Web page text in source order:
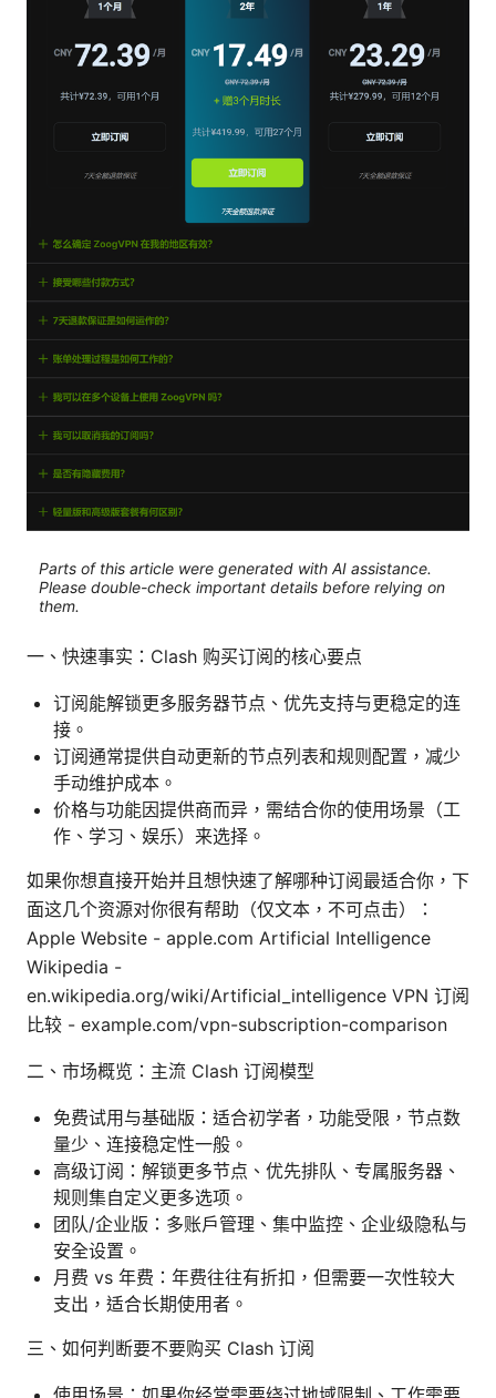
Parts of this article were generated with AI assistance.
Please double-check important details before relying on
them.
一、快速事实：Clash 购买订阅的核心要点
订阅能解锁更多服务器节点、优先支持与更稳定的连
接。
订阅通常提供自动更新的节点列表和规则配置，减少
手动维护成本。
价格与功能因提供商而异，需结合你的使用场景（工
作、学习、娱乐）来选择。
如果你想直接开始并且想快速了解哪种订阅最适合你，下
面这几个资源对你很有帮助（仅文本，不可点击）：
Apple Website - apple.com Artificial Intelligence
Wikipedia -
en.wikipedia.org/wiki/Artificial_intelligence VPN 订阅
比较 - example.com/vpn-subscription-comparison
二、市场概览：主流 Clash 订阅模型
免费试用与基础版：适合初学者，功能受限，节点数
量少、连接稳定性一般。
高级订阅：解锁更多节点、优先排队、专属服务器、
规则集自定义更多选项。
团队/企业版：多账户管理、集中监控、企业级隐私与
安全设置。
月费 vs 年费：年费往往有折扣，但需要一次性较大
支出，适合长期使用者。
三、如何判断要不要购买 Clash 订阅